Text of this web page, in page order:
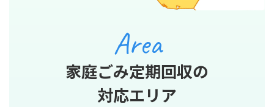
Area
家庭ごみ定期回収の
対応エリア